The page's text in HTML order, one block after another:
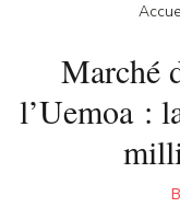
Marché
l’Uemoa :